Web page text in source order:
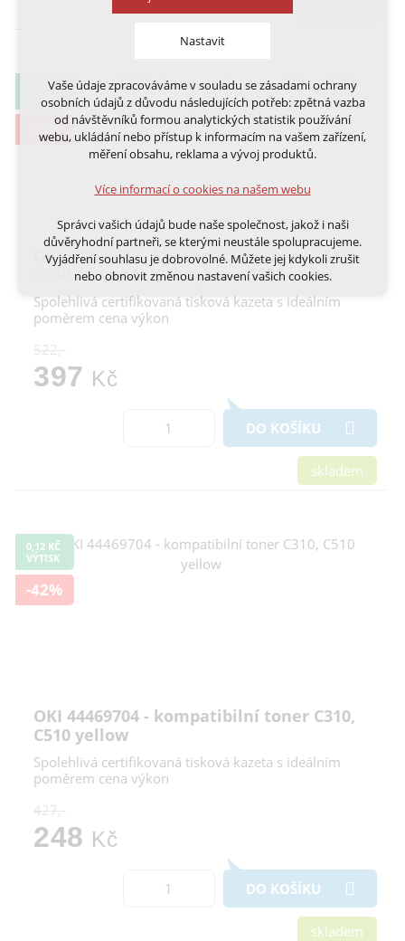
0,08 KČ
-24%
OKI 44469723 - kompatibilní toner C510,
C530 červená, XL kapacita 5000 stran
Spolehlivá certifikovaná tisková kazeta s ideálním
poměrem cena výkon
522,-
397 Kč
DO KOŠÍKU
skladem
0,12 KČ
VÝTISK
-42%
OKI 44469704 - kompatibilní toner C310,
C510 yellow
Spolehlivá certifikovaná tisková kazeta s ideálním
poměrem cena výkon
427,-
248 Kč
DO KOŠÍKU
skladem
Nastavit
Technická cookies
nutná pro provozování webu
udržení kontextu stránek (session): případná
přihlášení, volby jazyka, apod.
Volitelná cookies
analytická pro anonymizované vyhodnocení
marketingová cookies (Google, Ecomail, Sklik,
Smartsupp, Heureka)
Více informací o cookies na našem webu
Vaše údaje zpracováváme v souladu se zásadami ochrany
osobních údajů z důvodu následujících potřeb: zpětná vazba
od návštěvníků formou analytických statistik používání
webu, ukládání nebo přístup k informacím na vašem zařízení,
měření obsahu, reklama a vývoj produktů.
Více informací o cookies na našem webu
Správci vašich údajů bude naše společnost, jakož i naši
důvěryhodní partneři, se kterými neustále spolupracujeme.
Vyjádření souhlasu je dobrovolné. Můžete jej kdykoli zrušit
nebo obnovit změnou nastavení vašich cookies.
Cookies a podobné technologie dělíme na technická: nutná
pro běh webu, bez nichž nelze web používat a volitelná. Do